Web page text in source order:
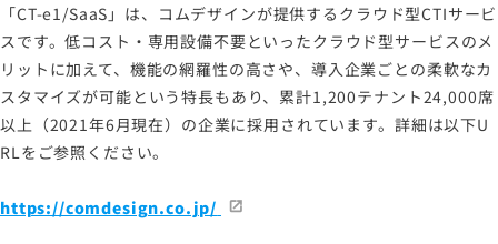
「CT-e1/SaaS」は、コムデザインが提供するクラウド型CTIサービ
スです。低コスト・専用設備不要といったクラウド型サービスのメ
リットに加えて、機能の網羅性の高さや、導入企業ごとの柔軟なカ
スタマイズが可能という特長もあり、累計1,200テナント24,000席
以上（2021年6月現在）の企業に採用されています。詳細は以下U
RLをご参照ください。
https://comdesign.co.jp/